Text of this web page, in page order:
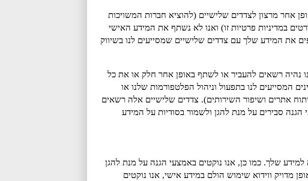
אחר מרצון לצדדים שלישיים (להוציא חברות המשויכות
במדיניות פרטיות זו) ואנו לא נשתף את המידע האישי
את המידע שלך עם צדדים שלישיים שמסייעים לנו בשיווק
נהיה רשאים להעביר או לשתף באופן אחר חלק או את כל
המסייעים לנו בתפעול וניהול הפלטפורמות שלנו או
אתרים ושיפור השירותים). צדדים שלישיים אלה רשאים
סבירים על מנת להגן ולשמור בסודיות על המידע
שלך. כמו כן, אנו נוקטים באמצעי הגנה על מנת להגן
ווידוא שימוש הולם במידע אישי, אנו נוקטים